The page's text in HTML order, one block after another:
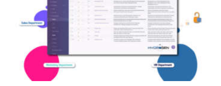
Управление на достъпа и правата:
Как Hydrogen платформата
поддържа бизнес процесите в
хармония